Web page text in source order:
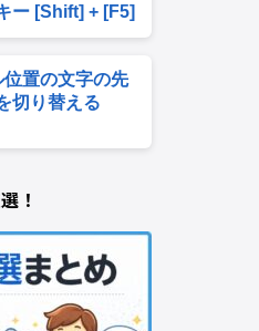
ー [Shift] + [F5]
位置の文字の先
切り替える
！